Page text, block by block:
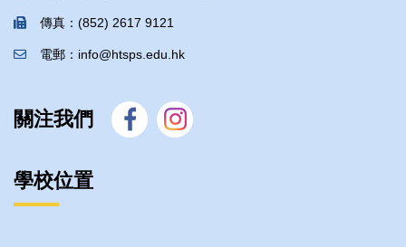
傳真：(852) 2617 9121
電郵：info@htsps.edu.hk
關注我們
學校位置